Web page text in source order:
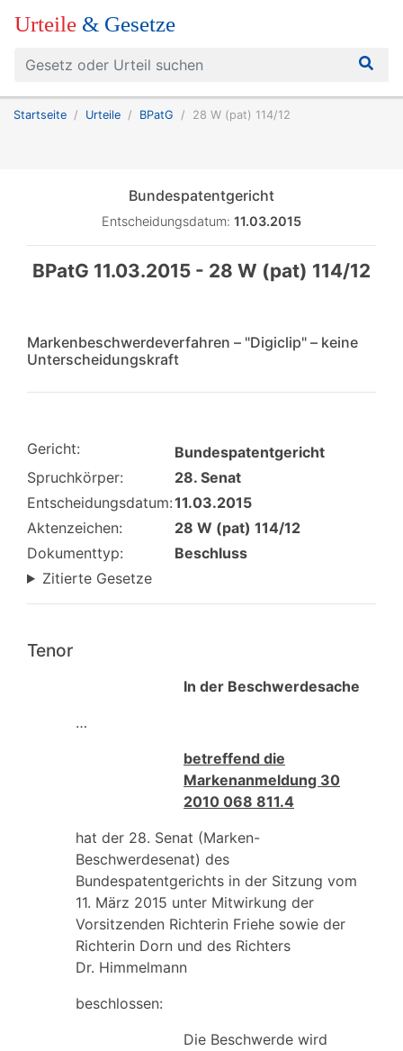
Urteile & Gesetze
Startseite Urteile BPatG 28 W (pat) 114/12
Bundespatentgericht
Entscheidungsdatum: 11.03.2015
BPatG 11.03.2015 - 28 W (pat) 114/12
Markenbeschwerdeverfahren – "Digiclip" – keine
Unterscheidungskraft
Gericht:
Bundespatentgericht
Spruchkörper:
28. Senat
Entscheidungsdatum:11.03.2015
Aktenzeichen:
28 W (pat) 114/12
Dokumenttyp:
Beschluss
Zitierte Gesetze
Tenor
In der Beschwerdesache
…
betreffend die
Markenanmeldung 30
2010 068 811.4
hat der 28. Senat (Marken-
Beschwerdesenat) des
Bundespatentgerichts in der Sitzung vom
11. März 2015 unter Mitwirkung der
Vorsitzenden Richterin Friehe sowie der
Richterin Dorn und des Richters
Dr. Himmelmann
beschlossen:
Die Beschwerde wird